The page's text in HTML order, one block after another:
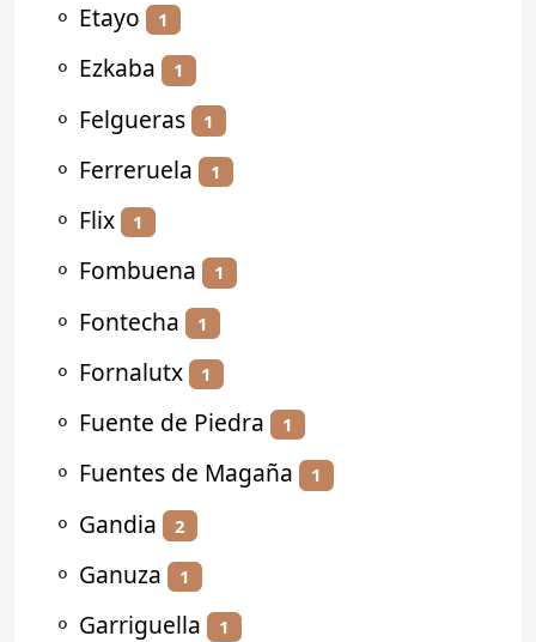
⚬ Etayo 1
⚬ Ezkaba 1
⚬ Felgueras 1
⚬ Ferreruela 1
⚬ Flix 1
⚬ Fombuena 1
⚬ Fontecha 1
⚬ Fornalutx 1
⚬ Fuente de Piedra 1
⚬ Fuentes de Magaña 1
⚬ Gandia 2
⚬ Ganuza 1
⚬ Garriguella 1